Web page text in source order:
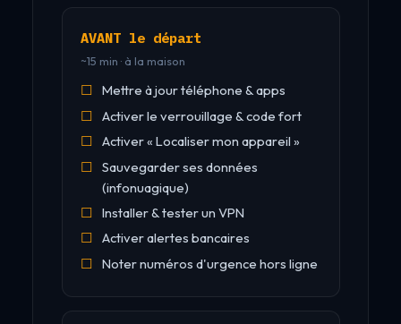
AVANT le départ
~15 min · à la maison
Mettre à jour téléphone & apps
Activer le verrouillage & code fort
Activer « Localiser mon appareil »
Sauvegarder ses données
(infonuagique)
Installer & tester un VPN
Activer alertes bancaires
Noter numéros d'urgence hors ligne